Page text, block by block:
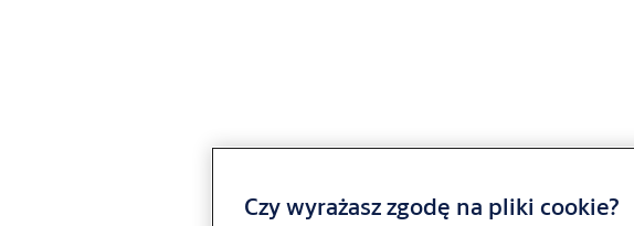
Czy wyrażasz zgodę na pliki cookie?